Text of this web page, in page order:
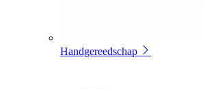
Handgereedschap